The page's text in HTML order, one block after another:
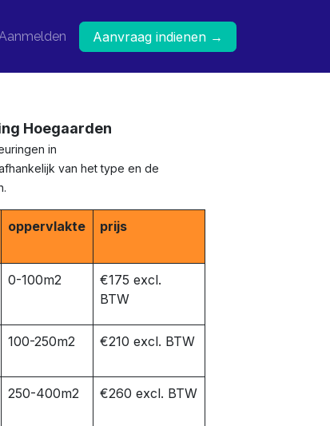
Aanvraag indienen →
Hoegaarden
in
van het type en de
oppervlakte prijs
0-100m2
€175 excl.
BTW
100-250m2 €210 excl. BTW
250-400m2 €260 excl. BTW